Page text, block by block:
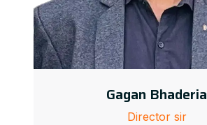
Gagan Bhaderia
Director sir